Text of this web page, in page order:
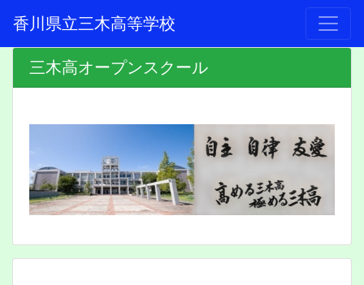
香川県立三木高等学校
三木高オープンスクール